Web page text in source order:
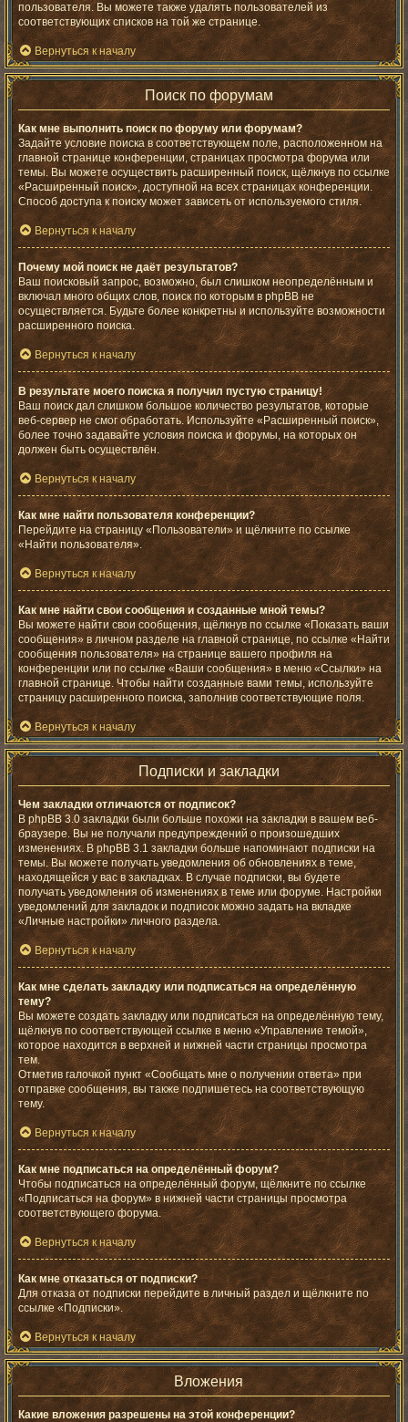
пользователя. Вы можете также удалять пользователей из
соответствующих списков на той же странице.
Вернуться к началу
Поиск по форумам
Как мне выполнить поиск по форуму или форумам?
Задайте условие поиска в соответствующем поле, расположенном на
главной странице конференции, страницах просмотра форума или
темы. Вы можете осуществить расширенный поиск, щёлкнув по ссылке
«Расширенный поиск», доступной на всех страницах конференции.
Способ доступа к поиску может зависеть от используемого стиля.
Вернуться к началу
Почему мой поиск не даёт результатов?
Ваш поисковый запрос, возможно, был слишком неопределённым и
включал много общих слов, поиск по которым в phpBB не
осуществляется. Будьте более конкретны и используйте возможности
расширенного поиска.
Вернуться к началу
В результате моего поиска я получил пустую страницу!
Ваш поиск дал слишком большое количество результатов, которые
веб-сервер не смог обработать. Используйте «Расширенный поиск»,
более точно задавайте условия поиска и форумы, на которых он
должен быть осуществлён.
Вернуться к началу
Как мне найти пользователя конференции?
Перейдите на страницу «Пользователи» и щёлкните по ссылке
«Найти пользователя».
Вернуться к началу
Как мне найти свои сообщения и созданные мной темы?
Вы можете найти свои сообщения, щёлкнув по ссылке «Показать ваши
сообщения» в личном разделе на главной странице, по ссылке «Найти
сообщения пользователя» на странице вашего профиля на
конференции или по ссылке «Ваши сообщения» в меню «Ссылки» на
главной странице. Чтобы найти созданные вами темы, используйте
страницу расширенного поиска, заполнив соответствующие поля.
Вернуться к началу
Подписки и закладки
Чем закладки отличаются от подписок?
В phpBB 3.0 закладки были больше похожи на закладки в вашем веб-
браузере. Вы не получали предупреждений о произошедших
изменениях. В phpBB 3.1 закладки больше напоминают подписки на
темы. Вы можете получать уведомления об обновлениях в теме,
находящейся у вас в закладках. В случае подписки, вы будете
получать уведомления об изменениях в теме или форуме. Настройки
уведомлений для закладок и подписок можно задать на вкладке
«Личные настройки» личного раздела.
Вернуться к началу
Как мне сделать закладку или подписаться на определённую
тему?
Вы можете создать закладку или подписаться на определённую тему,
щёлкнув по соответствующей ссылке в меню «Управление темой»,
которое находится в верхней и нижней части страницы просмотра
тем.
Отметив галочкой пункт «Сообщать мне о получении ответа» при
отправке сообщения, вы также подпишетесь на соответствующую
тему.
Вернуться к началу
Как мне подписаться на определённый форум?
Чтобы подписаться на определённый форум, щёлкните по ссылке
«Подписаться на форум» в нижней части страницы просмотра
соответствующего форума.
Вернуться к началу
Как мне отказаться от подписки?
Для отказа от подписки перейдите в личный раздел и щёлкните по
ссылке «Подписки».
Вернуться к началу
Вложения
Какие вложения разрешены на этой конференции?